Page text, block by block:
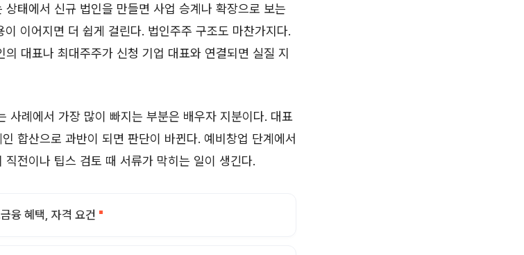
태에서 신규 법인을 만들면 사업 승계나 확장으로 보는
이어지면 더 쉽게 걸린다. 법인주주 구조도 마찬가지다.
대표나 최대주주가 신청 기업 대표와 연결되면 실질 지
사례에서 가장 많이 빠지는 부분은 배우자 지분이다. 대표
합산으로 과반이 되면 판단이 바뀐다. 예비창업 단계에서
전이나 팁스 검토 때 서류가 막히는 일이 생긴다.
융 혜택, 자격 요건